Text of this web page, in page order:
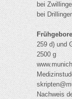
bei
bei
259 d) und
2500 g
Nachweis